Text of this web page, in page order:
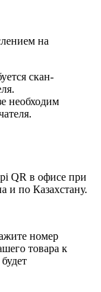
на
скан-
необходим
QR в офисе при
и по Казахстану.
номер
товара к